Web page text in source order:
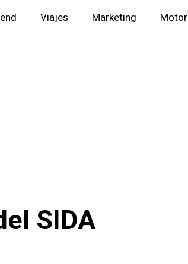
Viajes Marketing Motor
SIDA